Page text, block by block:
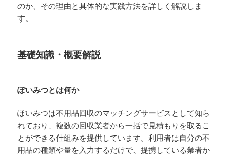
のか、その理由と具体的な実践方法を詳しく解説しま
す。
基礎知識・概要解説
ぽいみつとは何か
ぽいみつは不用品回収のマッチングサービスとして知ら
れており、複数の回収業者から一括で見積もりを取るこ
とができる仕組みを提供しています。利用者は自分の不
用品の種類や量を入力するだけで、提携している業者か